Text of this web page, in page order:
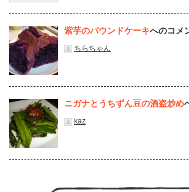
紫芋のパウンドケーキへのコメ
ちらちゃん
ニガナとうちずん豆の酒盗炒め
kaz